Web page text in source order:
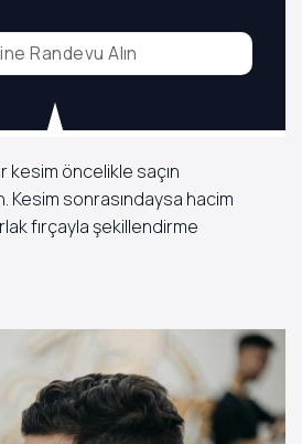
Randevu Alın
kesim öncelikle saçın
sonrasındaysa hacim
fırçayla şekillendirme